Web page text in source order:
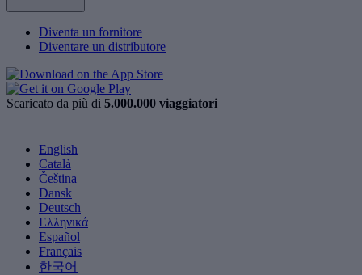
Diventa un fornitore
Diventare un distributore
Scaricato da più di 5.000.000 viaggiatori
English
Català
Čeština
Dansk
Deutsch
Ελληνικά
Español
Français
한국어